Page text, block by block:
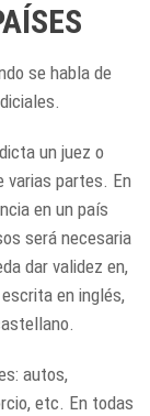
se habla de
un juez o
varias partes. En
en un país
será necesaria
dar validez en,
en inglés,
autos,
etc. En todas